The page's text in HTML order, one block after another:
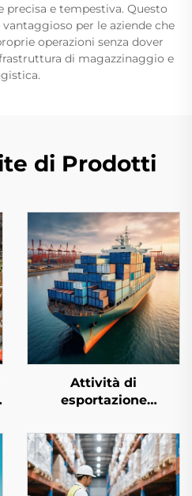
precisa e tempestiva. Questo
per le aziende che
operazioni senza dover
di magazzinaggio e
di Prodotti
Attività di
esportazione